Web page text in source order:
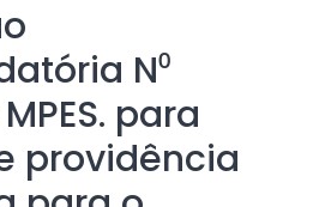
N⁰
para
providência